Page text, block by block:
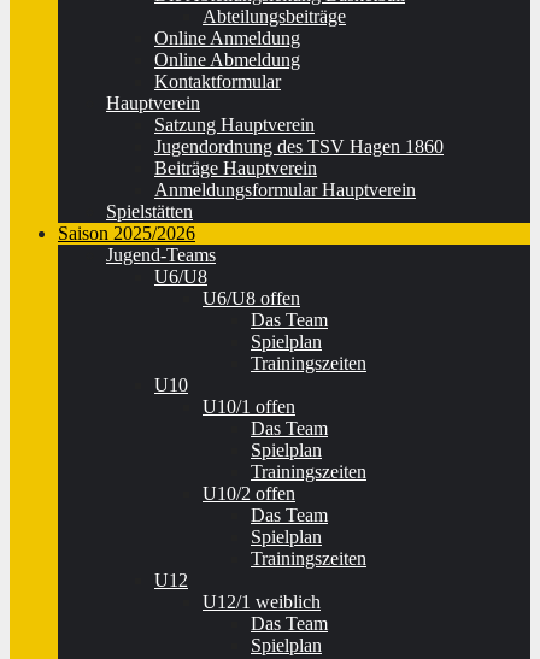
Abteilungsbeiträge
Online Anmeldung
Online Abmeldung
Kontaktformular
Hauptverein
Satzung Hauptverein
Jugendordnung des TSV Hagen 1860
Beiträge Hauptverein
Anmeldungsformular Hauptverein
Spielstätten
Saison 2025/2026
Jugend-Teams
U6/U8
U6/U8 offen
Das Team
Spielplan
Trainingszeiten
U10
U10/1 offen
Das Team
Spielplan
Trainingszeiten
U10/2 offen
Das Team
Spielplan
Trainingszeiten
U12
U12/1 weiblich
Das Team
Spielplan